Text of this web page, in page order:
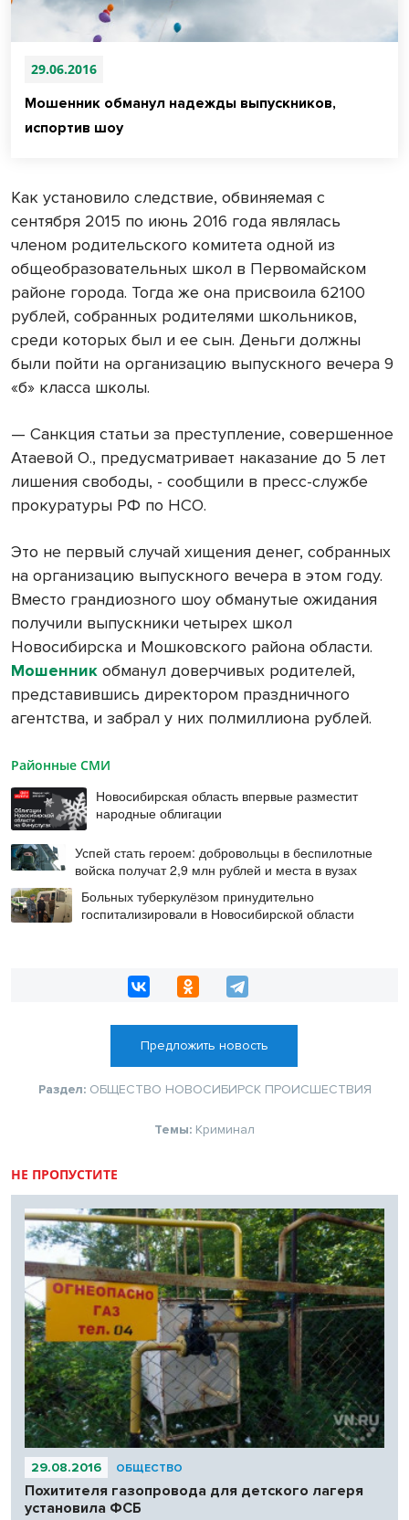
29.06.2016
Мошенник обманул надежды выпускников,
испортив шоу
Как установило следствие, обвиняемая с
сентября 2015 по июнь 2016 года являлась
членом родительского комитета одной из
общеобразовательных школ в Первомайском
районе города. Тогда же она присвоила 62100
рублей, собранных родителями школьников,
среди которых был и ее сын. Деньги должны
были пойти на организацию выпускного вечера 9
«б» класса школы.
— Санкция статьи за преступление, совершенное
Атаевой О., предусматривает наказание до 5 лет
лишения свободы, - сообщили в пресс-службе
прокуратуры РФ по НСО.
Это не первый случай хищения денег, собранных
на организацию выпускного вечера в этом году.
Вместо грандиозного шоу обманутые ожидания
получили выпускники четырех школ
Новосибирска и Мошковского района области.
Мошенник обманул доверчивых родителей,
представившись директором праздничного
агентства, и забрал у них полмиллиона рублей.
Районные СМИ
Новосибирская область впервые разместит
народные облигации
Успей стать героем: добровольцы в беспилотные
войска получат 2,9 млн рублей и места в вузах
Больных туберкулёзом принудительно
госпитализировали в Новосибирской области
Предложить новость
Раздел: ОБЩЕСТВО НОВОСИБИРСК ПРОИСШЕСТВИЯ
Темы: Криминал
НЕ ПРОПУСТИТЕ
29.08.2016 ОБЩЕСТВО
Похитителя газопровода для детского лагеря
установила ФСБ